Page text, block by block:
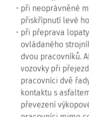
při neoprávněné
přiskřípnutí levé
při přeprava
ovládaného
dvou pracovníků.
vozovky při
pracovníci dvě
kontaktu s
převezení